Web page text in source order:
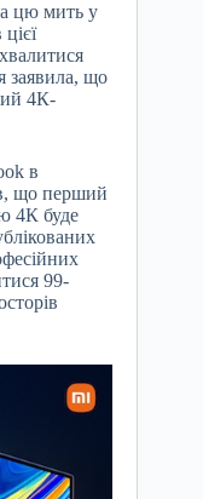
цю мить у
заявила, що
4К-
в
що перший
4К буде
99-